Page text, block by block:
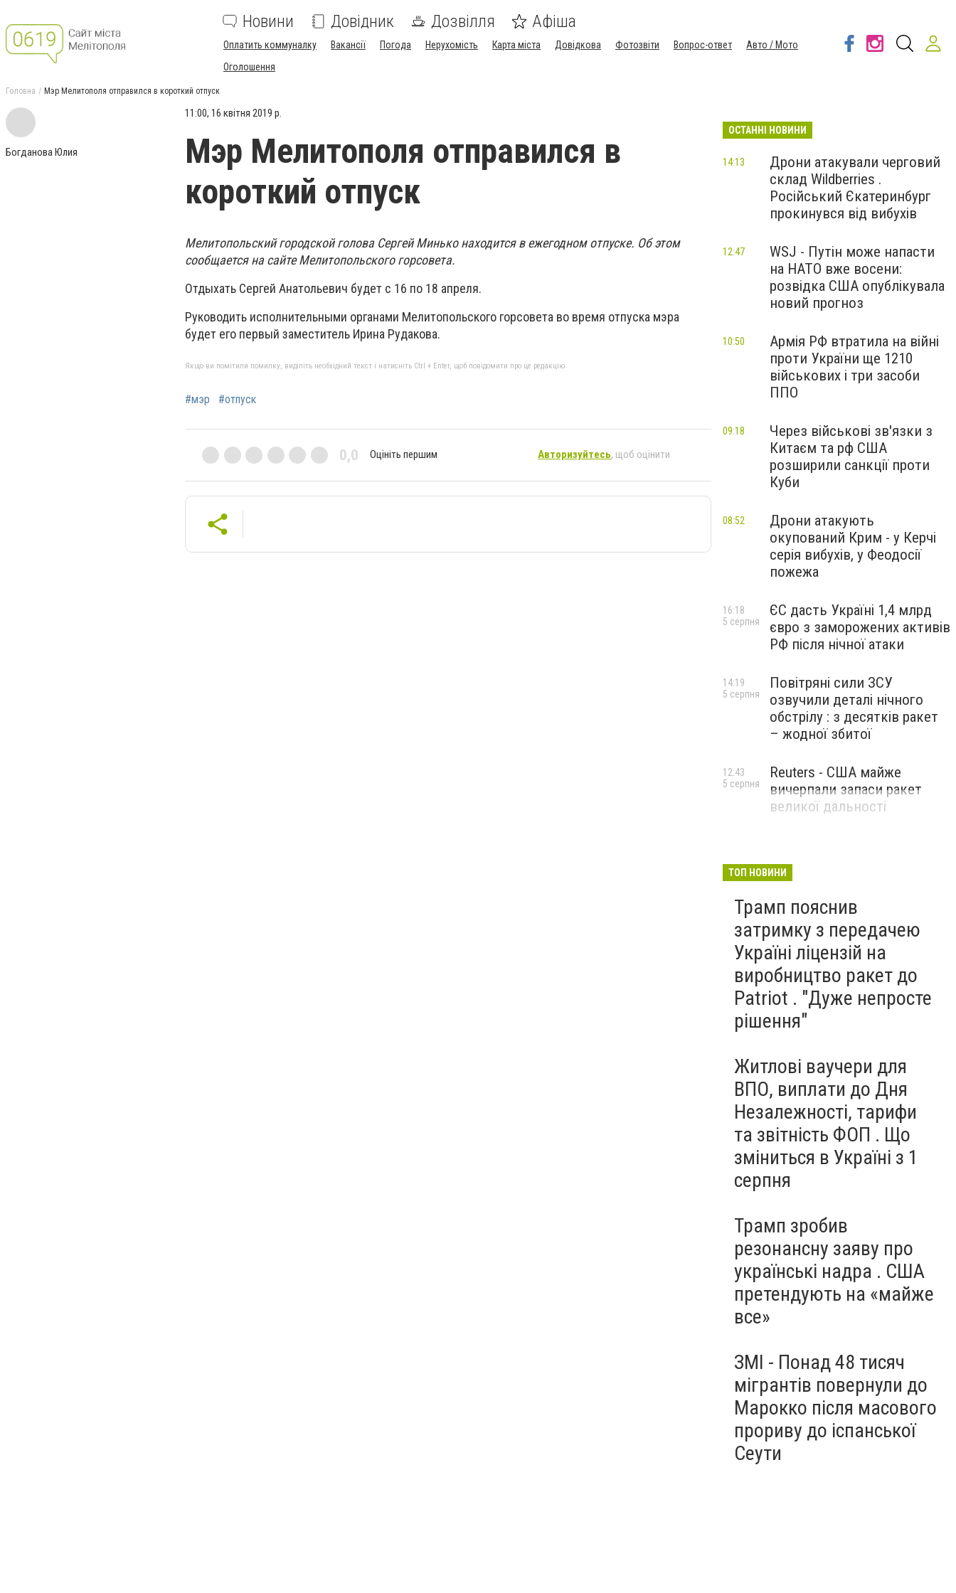
Новини Довідник Дозвілля Афіша
Оплатить коммуналку Вакансії Погода Нерухомість Карта міста Довідкова Фотозвіти Вопрос-ответ
Авто / Мото
Оголошення
Головна Мэр Мелитополя отправился в короткий отпуск
Богданова Юлия
11:00, 16 квітня 2019 р.
Мэр Мелитополя отправился в
короткий отпуск
Мелитопольский городской голова Сергей Минько находится в ежегодном отпуске. Об этом
сообщается на сайте Мелитопольского горсовета.
Отдыхать Сергей Анатольевич будет с 16 по 18 апреля.
Руководить исполнительными органами Мелитопольского горсовета во время отпуска мэра
будет его первый заместитель Ирина Рудакова.
Якщо ви помітили помилку, виділіть необхідний текст і натисніть Ctrl + Enter, щоб повідомити про це редакцію
#мэр #отпуск
0,0 Оцініть першим Авторизуйтесь, щоб оцінити
ОСТАННІ НОВИНИ
Дрони атакували черговий
склад Wildberries .
Російський Єкатеринбург
прокинувся від вибухів
14:13
WSJ - Путін може напасти
на НАТО вже восени:
розвідка США опублікувала
новий прогноз
12:47
Армія РФ втратила на війні
проти України ще 1210
військових і три засоби
ППО
10:50
Через військові зв'язки з
Китаєм та рф США
розширили санкції проти
Куби
09:18
Дрони атакують
окупований Крим - у Керчі
серія вибухів, у Феодосії
пожежа
08:52
ЄС дасть Україні 1,4 млрд
євро з заморожених активів
РФ після нічної атаки
16:18
5 серпня
Повітряні сили ЗСУ
озвучили деталі нічного
обстрілу : з десятків ракет
– жодної збитої
14:19
5 серпня
Reuters - США майже
вичерпали запаси ракет
великої дальності
12:43
5 серпня
ТОП НОВИНИ
Трамп пояснив
затримку з передачею
Україні ліцензій на
виробництво ракет до
Patriot . "Дуже непросте
рішення"
Житлові ваучери для
ВПО, виплати до Дня
Незалежності, тарифи
та звітність ФОП . Що
зміниться в Україні з 1
серпня
Трамп зробив
резонансну заяву про
українські надра . США
претендують на «майже
все»
ЗМІ - Понад 48 тисяч
мігрантів повернули до
Марокко після масового
прориву до іспанської
Сеути